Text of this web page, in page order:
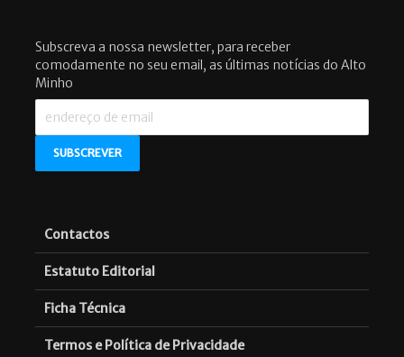
Subscreva a nossa newsletter, para receber
comodamente no seu email, as últimas notícias do Alto
Minho
Contactos
Estatuto Editorial
Ficha Técnica
Termos e Política de Privacidade